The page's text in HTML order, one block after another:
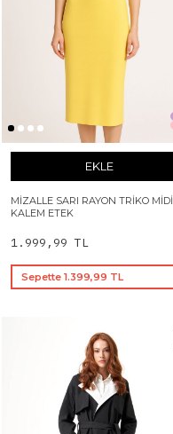
EKLE
MIZALLE SARI RAYON TRIKO MIDI
KALEM ETEK
1.999,99 TL
Sepette 1.399,99 TL